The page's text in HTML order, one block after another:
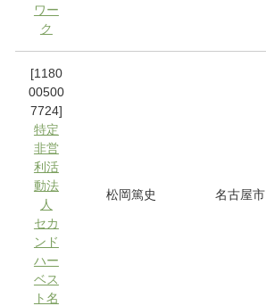
ワー
ク
[1180
00500
7724]
特定
非営
利活
動法
人
セカ
ンド
ハー
ベス
ト名
松岡篤史 名古屋市